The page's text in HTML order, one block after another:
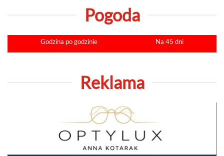
Pogoda
Godzina po godzinie Na 45 dni
Reklama